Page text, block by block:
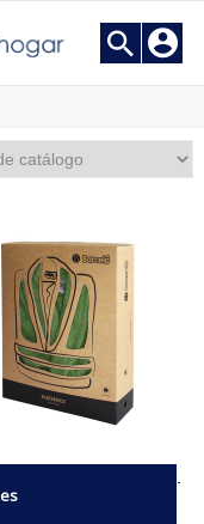
CON CAPUCHA -
100% ALG.(CAJA)